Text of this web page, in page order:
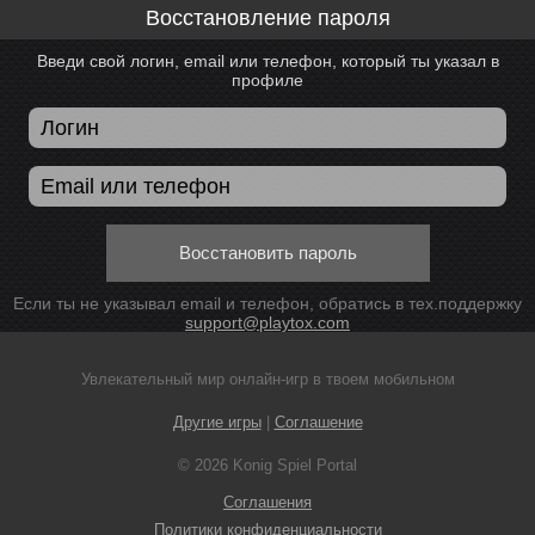
Восстановление пароля
Введи свой логин, email или телефон, который ты указал в
профиле
Восстановить пароль
Если ты не указывал email и телефон, обратись в тех.поддержку
support@playtox.com
Увлекательный мир онлайн-игр в твоем мобильном
Другие игры| Соглашение
© 2026 Konig Spiel Portal
Соглашения
Политики конфиденциальности